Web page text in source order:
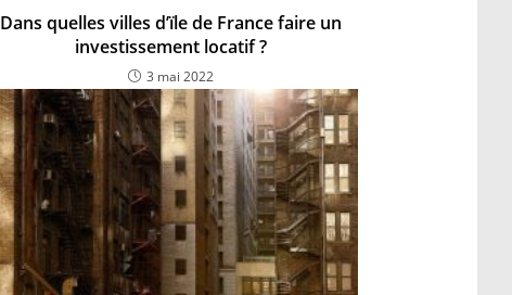
Dans quelles villes d’ïle de France faire un
investissement locatif ?
3 mai 2022